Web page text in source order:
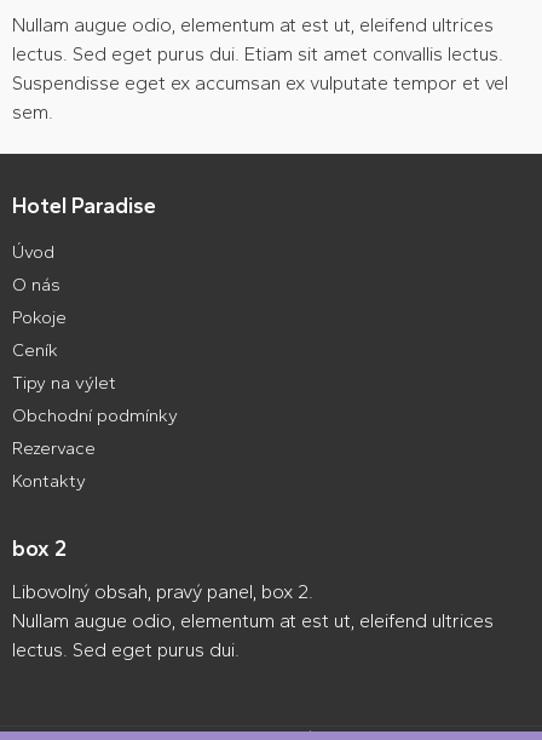
Nullam augue odio, elementum at est ut, eleifend ultrices
lectus. Sed eget purus dui. Etiam sit amet convallis lectus.
Suspendisse eget ex accumsan ex vulputate tempor et vel
sem.
Hotel Paradise
Úvod
O nás
Pokoje
Ceník
Tipy na výlet
Obchodní podmínky
Rezervace
Kontakty
box 2
Libovolný obsah, pravý panel, box 2.
Nullam augue odio, elementum at est ut, eleifend ultrices
lectus. Sed eget purus dui.